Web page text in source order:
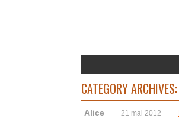
CATEGORY ARCHIVES:
Alice 21 mai 2012